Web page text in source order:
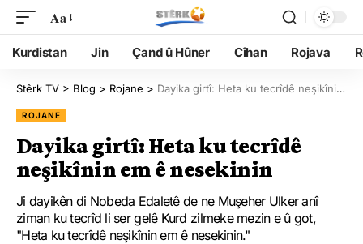
Aa
Kurdistan Jin Çand û Hûner Cîhan Rojava
Stêrk TV > Blog > Rojane > Dayika girtî: Heta ku tecrîdê neşikînin em ê nesekinin
ROJANE
Dayika girtî: Heta ku tecrîdê
neşikînin em ê nesekinin
Ji dayikên di Nobeda Edaletê de ne Muşeher Ulker anî
ziman ku tecrîd li ser gelê Kurd zilmeke mezin e û got,
"Heta ku tecrîdê neşikînin em ê nesekinin."